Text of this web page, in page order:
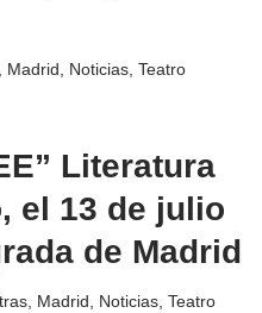
Madrid Noticias Teatro
Literatura
el 13 de julio
de Madrid
Madrid Noticias Teatro